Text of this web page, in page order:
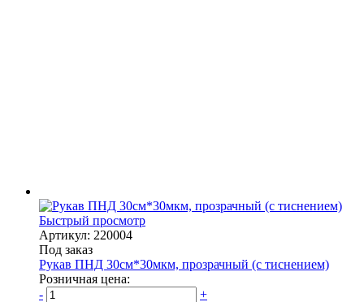
Быстрый просмотр
Артикул: 220004
Под заказ
Рукав ПНД 30см*30мкм, прозрачный (с тиснением)
Розничная цена:
-
+